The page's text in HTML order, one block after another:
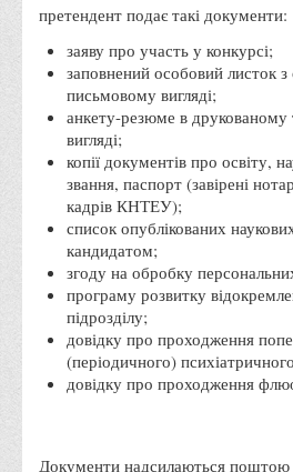
10 точних фактів про наркотики.
Контакти
3D тур
Екскурсія до ВТЕІ
SEL
Smart Electronic Learning
Репозиторій
Структура
Адміністрація
Факультети
претендент подає такі документи:
заяву про участь у конкурсі;
заповнений особовий листок з
письмовому вигляді;
анкету-резюме в друкованому
вигляді;
копії документів про освіту,
звання, паспорт (завірені
кадрів КНТЕУ);
список опублікованих
кандидатом;
згоду на обробку
програму розвитку
підрозділу;
довідку про проходження
(періодичного)
довідку про проходження
Документи надсилаються поштою